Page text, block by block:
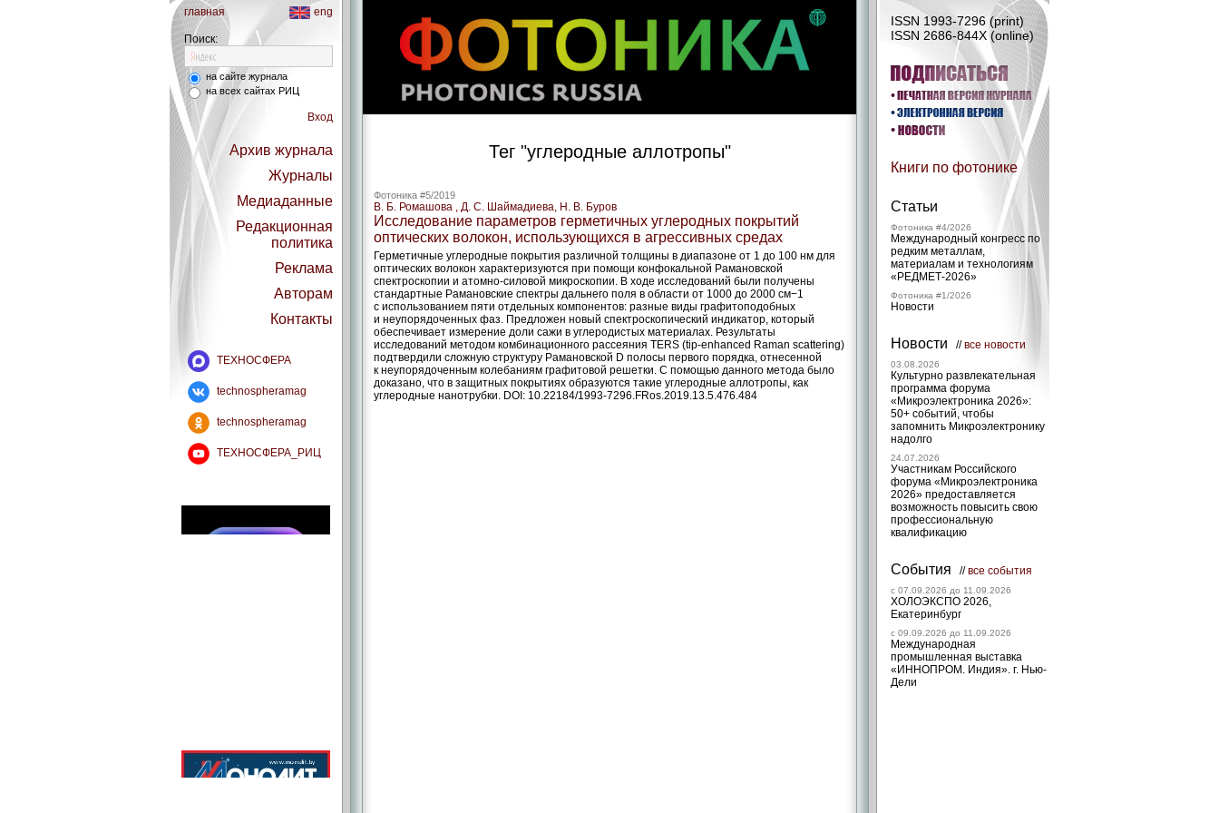
главная eng
Поиск:
на сайте журнала
на всех сайтах РИЦ
Вход
Архив журнала
Журналы
Медиаданные
Редакционная
политика
Реклама
Авторам
Контакты
ТЕХНОСФЕРА
technospheramag
technospheramag
ТЕХНОСФЕРА_РИЦ
ISSN 1993-7296 (print)
ISSN 2686-844X (online)
Книги по фотонике
Статьи
Фотоника #4/2026
Международный конгресс по
редким металлам,
материалам и технологиям
«РЕДМЕТ‑2026»
Фотоника #1/2026
Новости
Новости //все новости
03.08.2026
Культурно развлекательная
программа форума
«Микроэлектроника 2026»:
50+ событий, чтобы
запомнить Микроэлектронику
надолго
24.07.2026
Участникам Российского
форума «Микроэлектроника
2026» предоставляется
возможность повысить свою
профессиональную
квалификацию
События //все события
c 07.09.2026 до 11.09.2026
ХОЛОЭКСПО 2026,
Екатеринбург
c 09.09.2026 до 11.09.2026
Международная
промышленная выставка
«ИННОПРОМ. Индия». г. Нью-
Дели
Тег "углеродные аллотропы"
Фотоника #5/2019
В. Б. Ромашова , Д. С. Шаймадиева, Н. В. Буров
Исследование параметров герметичных углеродных покрытий
оптических волокон, использующихся в агрессивных средах
Герметичные углеродные покрытия различной толщины в диапазоне от 1 до 100 нм для
оптических волокон характеризуются при помощи конфокальной Рамановской
спектроскопии и атомно-­силовой микроскопии. В ходе исследований были получены
стандартные Рамановские спектры дальнего поля в области от 1000 до 2000 см−1
с использованием пяти отдельных компонентов: разные виды графитоподобных
и неупорядоченных фаз. Предложен новый спектроскопический индикатор, который
обеспечивает измерение доли сажи в углеродистых материалах. Результаты
исследований методом комбинационного рассеяния TERS (tip-enhanced Raman scattering)
подтвердили сложную структуру Рамановской D полосы первого порядка, отнесенной
к неупорядоченным колебаниям графитовой решетки. С помощью данного метода было
доказано, что в защитных покрытиях образуются такие углеродные аллотропы, как
углеродные нанотрубки. DOI: 10.22184/1993-7296.FRos.2019.13.5.476.484